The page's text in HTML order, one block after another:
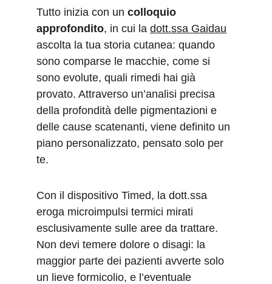
Tutto inizia con un colloquio
approfondito, in cui la dott.ssa Gaidau
ascolta la tua storia cutanea: quando
sono comparse le macchie, come si
sono evolute, quali rimedi hai già
provato. Attraverso un’analisi precisa
della profondità delle pigmentazioni e
delle cause scatenanti, viene definito un
piano personalizzato, pensato solo per
te.
Con il dispositivo Timed, la dott.ssa
eroga microimpulsi termici mirati
esclusivamente sulle aree da trattare.
Non devi temere dolore o disagi: la
maggior parte dei pazienti avverte solo
un lieve formicolio, e l’eventuale